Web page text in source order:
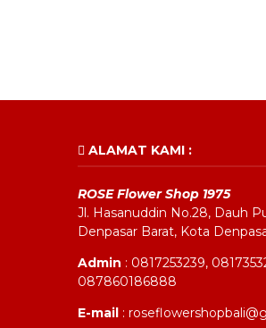
ALAMAT KAMI :
ROSE Flower Shop 1975
Jl. Hasanuddin No.28, Dauh
Denpasar Barat, Kota
Admin : 0817253239,
087860186888
E-mail :